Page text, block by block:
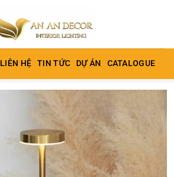
LIÊN HỆ TIN TỨC DỰ ÁN CATALOGUE